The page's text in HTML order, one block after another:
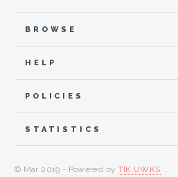
BROWSE
HELP
POLICIES
STATISTICS
© Mar 2019 - Powered by TIK UWKS